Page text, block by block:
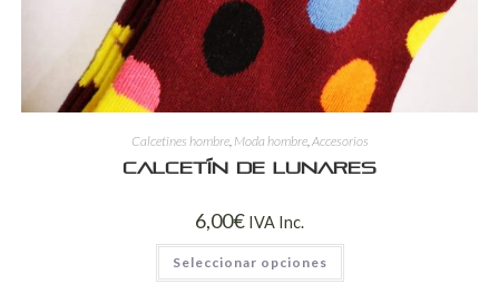
Calcetines hombre, Moda hombre, Accesorios
Calcetín de lunares
6,00€ IVA Inc.
Seleccionar opciones